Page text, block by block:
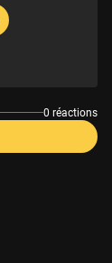
0 réactions